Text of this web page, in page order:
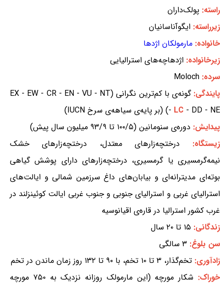
راسته: پولک‌داران
زیرراسته: ایگوآناسانیان
خانواده: مارمولکان اژدها
زیرخانواده: اژدهاچه‌های استرالیایی
سرده: Moloch
پایندگی:
گونه‌ی با کم‌ترین نگرانی (EX - EW - CR - EN - VU - NT
- LC - DD - NE) (بر پایه‌ی سیاهه‌ی سرخ IUCN)
پیدایش: دوره‌ی سنومانین (۱۰۰/۵ تا ۹۳/۹ میلیون سال پیش)
زیستگاه: درختچه‌زارهای معتدل، درختچه‌زارهای خشک
نیمه‌گرمسیری یا گرمسیری، درختچه‌زارهای دارای پوشش گیاهی
بوته‌ای مدیترانه‌ای و بیابان‌های داغ سرزمین شمالی و ایالت‌های
استرالیای غربی و استرالیای جنوبی و جنوب غربی ایالت کوئینزلند در
غرب کشور استرالیا در قاره‌ی اقیانوسیه
زندگانی: ۱۵ تا ۲۰ سال
سن بلوغ: ۳ سالگی
زادآوری: تخم‌گذار، ۳ تا ۱۰ تخم، با ۹۰ تا ۱۳۲ روز زمان ماندن در تخم
خوراک:
شکار مورچه (این مارمولک روزانه نزدیک به ۷۵۰ مورچه